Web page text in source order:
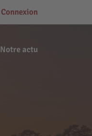
Notre actu
Connexion